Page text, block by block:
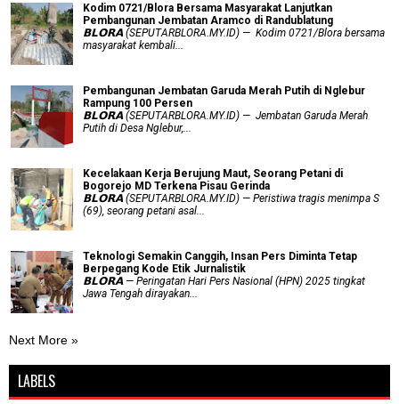
Kodim 0721/Blora Bersama Masyarakat Lanjutkan
Pembangunan Jembatan Aramco di Randublatung
𝗕𝗟𝗢𝗥𝗔 (SEPUTARBLORA.MY.ID) — Kodim 0721/Blora bersama
masyarakat kembali...
Pembangunan Jembatan Garuda Merah Putih di Nglebur
Rampung 100 Persen
𝗕𝗟𝗢𝗥𝗔 (SEPUTARBLORA.MY.ID) — Jembatan Garuda Merah
Putih di Desa Nglebur,...
Kecelakaan Kerja Berujung Maut, Seorang Petani di
Bogorejo MD Terkena Pisau Gerinda
𝗕𝗟𝗢𝗥𝗔 (SEPUTARBLORA.MY.ID) — Peristiwa tragis menimpa S
(69), seorang petani asal...
Teknologi Semakin Canggih, Insan Pers Diminta Tetap
Berpegang Kode Etik Jurnalistik
𝗕𝗟𝗢𝗥𝗔 — Peringatan Hari Pers Nasional (HPN) 2025 tingkat
Jawa Tengah dirayakan...
Next More »
LABELS